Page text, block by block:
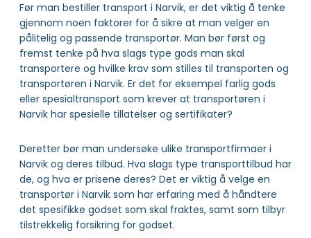
Før man bestiller transport i Narvik, er det viktig å tenke
gjennom noen faktorer for å sikre at man velger en
pålitelig og passende transportør. Man bør først og
fremst tenke på hva slags type gods man skal
transportere og hvilke krav som stilles til transporten og
transportøren i Narvik. Er det for eksempel farlig gods
eller spesialtransport som krever at transportøren i
Narvik har spesielle tillatelser og sertifikater?
Deretter bør man undersøke ulike transportfirmaer i
Narvik og deres tilbud. Hva slags type transporttilbud har
de, og hva er prisene deres? Det er viktig å velge en
transportør i Narvik som har erfaring med å håndtere
det spesifikke godset som skal fraktes, samt som tilbyr
tilstrekkelig forsikring for godset.